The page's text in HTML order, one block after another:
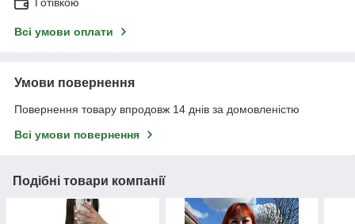
Готівкою
Всі умови оплати
Умови повернення
Повернення товару впродовж 14 днів за домовленістю
Всі умови повернення
Подібні товари компанії